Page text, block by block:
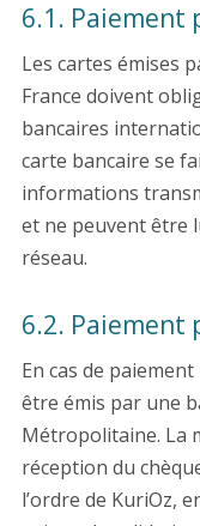
6.1. Paiement
Les cartes émises
France doivent
bancaires
carte bancaire se
informations
et ne peuvent être
réseau.
6.2. Paiement
En cas de
être émis par une
Métropolitaine. La
réception du
l’ordre de KuriOz,